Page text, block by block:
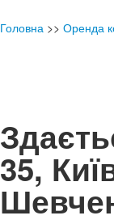
Головна >> Оренда
35,